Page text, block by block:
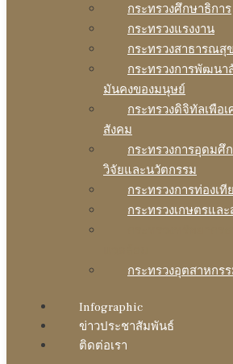
กระทรวงศึกษาธิการ
กระทรวงแรงงาน
กระทรวงสาธารณสุข
กระทรวงการพัฒนา
มันคงของมนุษย์
กระทรวงดิจิทัลเพือ
สังคม
กระทรวงการอุดมศึ
วิจัยและนวัตกรรม
กระทรวงการท่องเ
กระทรวงเกษตรแล
กระทรวงอุตสาหกร
Infographic
ข่าวประชาสัมพันธ์
ติดต่อเรา